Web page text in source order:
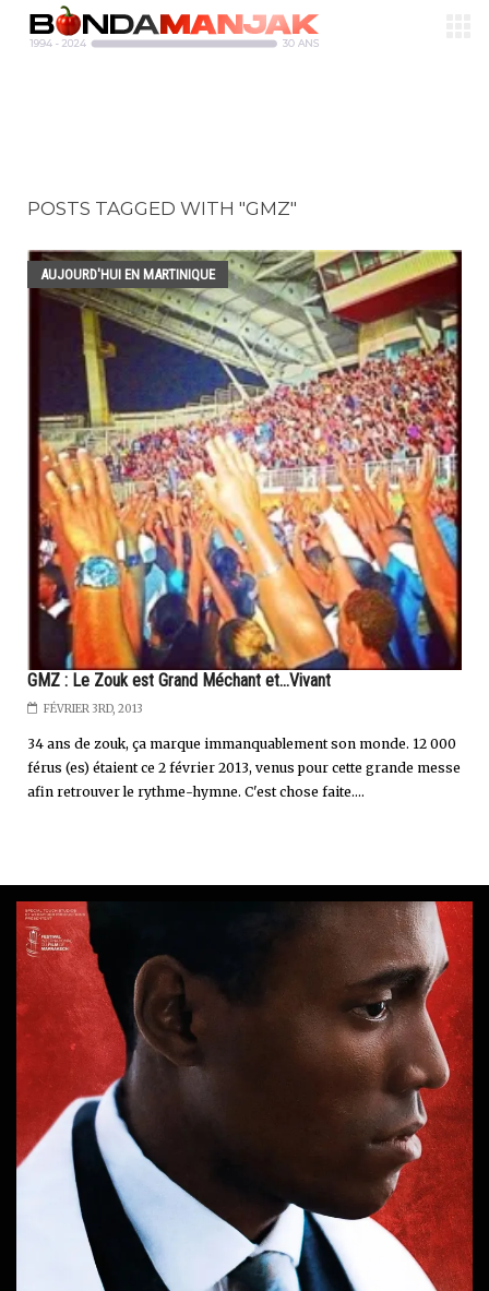
POSTS TAGGED WITH "GMZ"
AUJOURD'HUI EN MARTINIQUE
GMZ : Le Zouk est Grand Méchant et...Vivant
FÉVRIER 3RD, 2013
34 ans de zouk, ça marque immanquablement son monde. 12 000
férus (es) étaient ce 2 février 2013, venus pour cette grande messe
afin retrouver le rythme-hymne. C'est chose faite....